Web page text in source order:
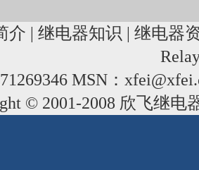
介 | 继电器知识 | 继电器
MSN：
© 2001-2008 欣飞继电